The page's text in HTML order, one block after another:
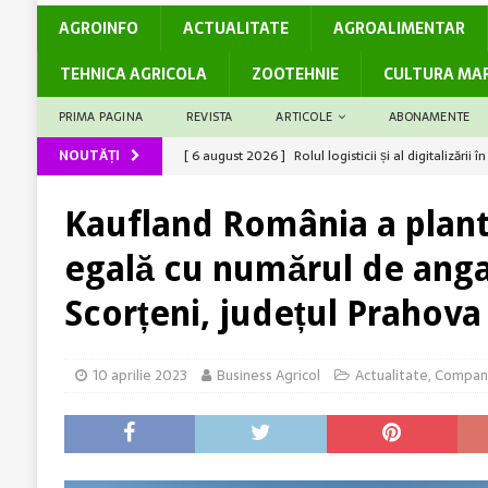
AGROINFO ACTUALITATE AGROALIMENTAR
TEHNICA AGRICOLA
ZOOTEHNIE CULTURA
PRIMA PAGINA REVISTA ARTICOLE ABONAMENTE
NOUTĂȚI [ 6 august 2026 ] Rolul logisticii și al digitalizării
[ 5 august 2026 ]
Barierele administrative care
[ 4 august 2026 ] Solul – rezervor de nutrienți
[ 6 august 2026 ] Producții mari la grâu? Ai
Kaufland România a
egală cu numărul de
Scorțeni, județul Prahova
10 aprilie 2023 Business Agricol Actualitate,